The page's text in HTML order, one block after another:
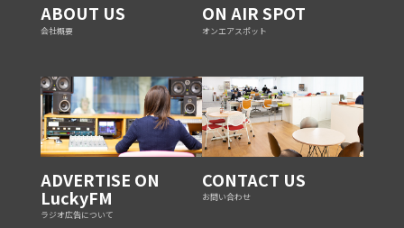
ABOUT US
会社概要
ON AIR SPOT
オンエアスポット
ADVERTISE ON
LuckyFM
ラジオ広告について
CONTACT US
お問い合わせ